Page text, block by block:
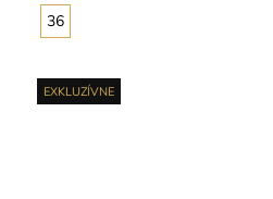
36
EXKLUZÍVNE